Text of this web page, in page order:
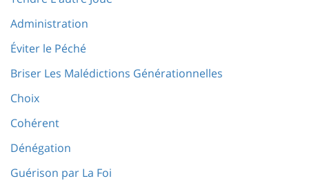
Administration
Éviter le Péché
Briser Les Malédictions Générationnelles
Choix
Cohérent
Dénégation
Guérison par La Foi